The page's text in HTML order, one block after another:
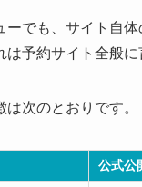
ーでも、サイト自
予約サイト全般
次のとおりです。
公式公